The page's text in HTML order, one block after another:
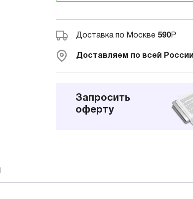
Доставка по Москве 590Р
Доставляем по всей России
Запросить
оферту